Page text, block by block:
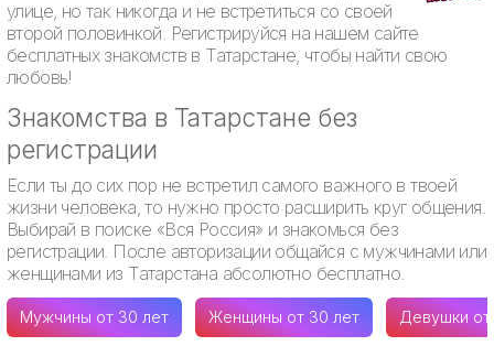
улице, но так никогда и не встретиться со своей
второй половинкой. Регистрируйся на нашем сайте
бесплатных знакомств в Татарстане, чтобы найти свою
любовь!
Знакомства в Татарстане без
регистрации
Если ты до сих пор не встретил самого важного в твоей
жизни человека, то нужно просто расширить круг общения.
Выбирай в поиске «Вся Россия» и знакомься без
регистрации. После авторизации общайся с мужчинами или
женщинами из Татарстана абсолютно бесплатно.
Мужчины от 30 лет Женщины от 30 лет Девушки от